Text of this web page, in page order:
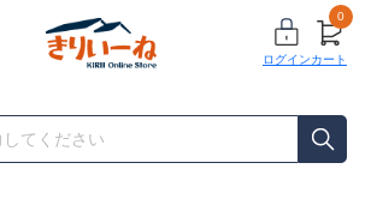
ログイン
0
カート